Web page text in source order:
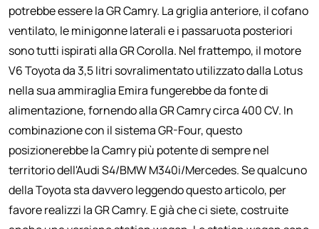
potrebbe essere la GR Camry. La griglia anteriore, il cofano
ventilato, le minigonne laterali e i passaruota posteriori
sono tutti ispirati alla GR Corolla. Nel frattempo, il motore
V6 Toyota da 3,5 litri sovralimentato utilizzato dalla Lotus
nella sua ammiraglia Emira fungerebbe da fonte di
alimentazione, fornendo alla GR Camry circa 400 CV. In
combinazione con il sistema GR-Four, questo
posizionerebbe la Camry più potente di sempre nel
territorio dell'Audi S4/BMW M340i/Mercedes. Se qualcuno
della Toyota sta davvero leggendo questo articolo, per
favore realizzi la GR Camry. E già che ci siete, costruite